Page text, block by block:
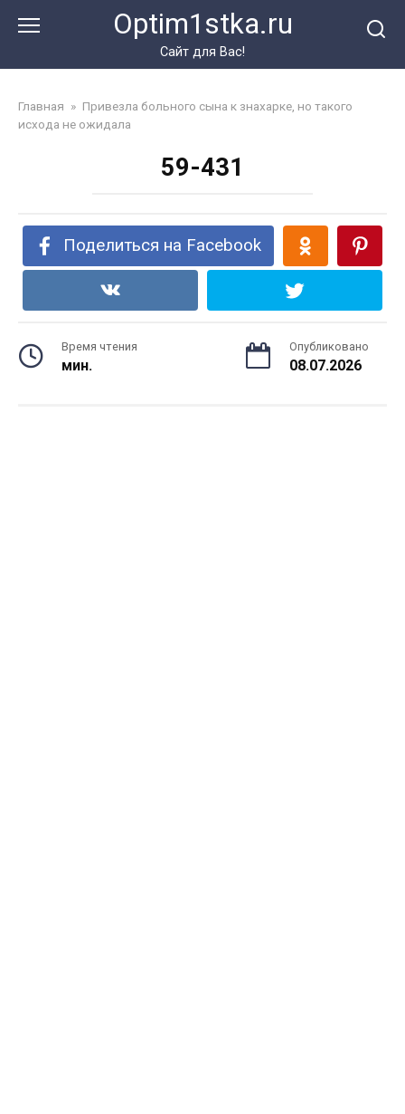
Optim1stka.ru
Сайт для Вас!
Главная » Привезла больного сына к знахарке, но такого
исхода не ожидала
59-431
Поделиться на Facebook
Время чтения
мин.
Опубликовано
08.07.2026